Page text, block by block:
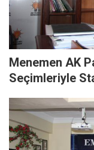
Menemen AK
Seçimleriyle